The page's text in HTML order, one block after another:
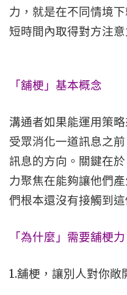
力，就是在不同情境
短時間內取得對方注意
「舖梗」基本概念
溝通者如果能運用策
受眾消化一道訊息之
訊息的方向。關鍵在
力聚焦在能夠讓他們
們根本還沒有接觸到
「為什麼」需要舖梗力
1.舖梗，讓別人對你敞